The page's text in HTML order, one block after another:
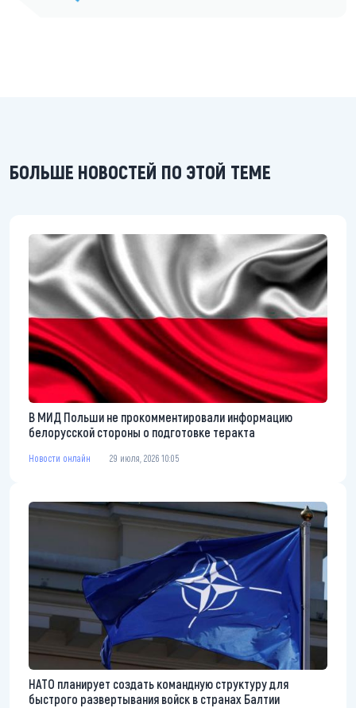
БОЛЬШЕ НОВОСТЕЙ ПО ЭТОЙ ТЕМЕ
В МИД Польши не прокомментировали информацию
белорусской стороны о подготовке теракта
Новости онлайн 29 июля, 2026 10:05
НАТО планирует создать командную структуру для
быстрого развертывания войск в странах Балтии